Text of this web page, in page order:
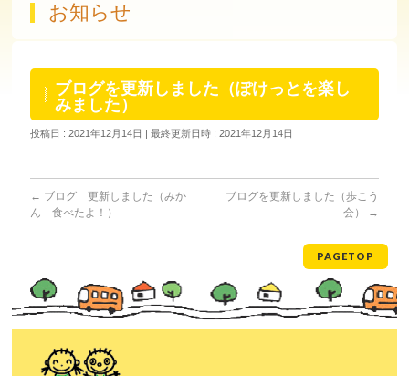
お知らせ
ブログを更新しました（ぽけっとを楽し
みました）
投稿日 : 2021年12月14日 最終更新日時 : 2021年12月14日
← ブログ 更新しました（みか
ん 食べたよ！）
ブログを更新しました（歩こう
会）
→
PAGETOP